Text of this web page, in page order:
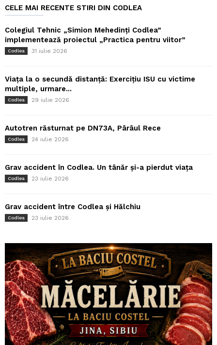
CELE MAI RECENTE STIRI DIN CODLEA
Colegiul Tehnic „Simion Mehedinți Codlea”
implementează proiectul „Practica pentru viitor”
Codlea 31 iulie 2026
Viața la o secundă distanță: Exercițiu ISU cu victime
multiple, urmare...
Codlea 29 iulie 2026
Autotren răsturnat pe DN73A, Pârâul Rece
Codlea 24 iulie 2026
Grav accident în Codlea. Un tânăr și-a pierdut viața
Codlea 23 iulie 2026
Grav accident între Codlea și Hălchiu
Codlea 23 iulie 2026